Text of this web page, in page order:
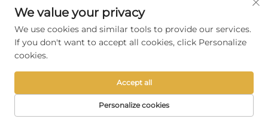
8618165761396
Автоматно право © 2026 Шънджън Лонгюан Технолоджи К.о.,
Лтд. Всички права запазени. Политика за поверителност
НАЧАЛНА
We value your privacy
We use cookies and similar tools to provide our services.
If you don't want to accept all cookies, click Personalize
cookies.
Personalize cookies
Accept all